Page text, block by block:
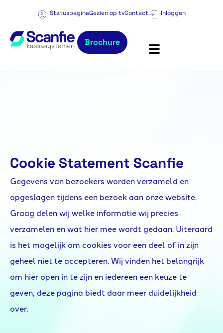
StatuspaginaGezien op tvContact Inloggen
Brochure
Cookie Statement Scanfie
Gegevens van bezoekers worden verzameld en
opgeslagen tijdens een bezoek aan onze website.
Graag delen wij welke informatie wij precies
verzamelen en wat hier mee wordt gedaan. Uiteraard
is het mogelijk om cookies voor een deel of in zijn
geheel niet te accepteren. Wij vinden het belangrijk
om hier open in te zijn en iedereen een keuze te
geven, deze pagina biedt daar meer duidelijkheid
over.